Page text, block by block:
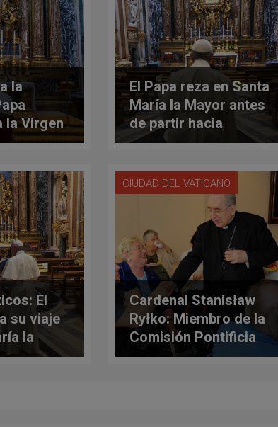
la
la Virgen
su viaje
El Papa reza en Santa
María la Mayor antes
de partir hacia
Marruecos
El
su viaje
la
CIUDAD DEL VATICANO
Cardenal Stanisław
Ryłko: Miembro de la
Comisión Pontificia
para el Estado